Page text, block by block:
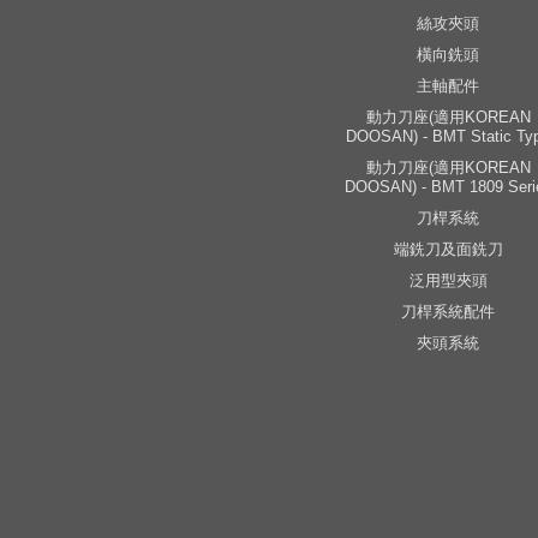
絲攻夾頭
橫向銑頭
主軸配件
動力刀座(適用KOREAN
DOOSAN) - BMT Static
動力刀座(適用KOREAN
DOOSAN) - BMT 1809
刀桿系統
端銑刀及面銑刀
泛用型夾頭
刀桿系統配件
夾頭系統